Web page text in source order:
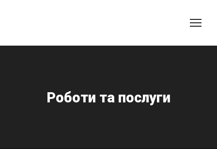
Роботи та послуги